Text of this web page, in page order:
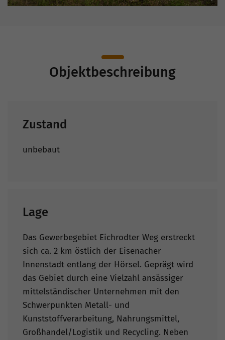
Objektbeschreibung
Zustand
unbebaut
Lage
Das Gewerbegebiet Eichrodter Weg erstreckt
sich ca. 2 km östlich der Eisenacher
Innenstadt entlang der Hörsel. Geprägt wird
das Gebiet durch eine Vielzahl ansässiger
mittelständischer Unternehmen mit den
Schwerpunkten Metall- und
Kunststoffverarbeitung, Nahrungsmittel,
Großhandel/Logistik und Recycling. Neben